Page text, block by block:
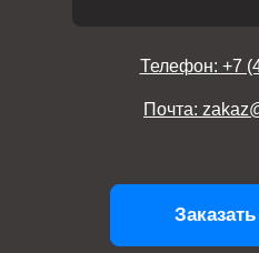
Телефон: +7
Почта: